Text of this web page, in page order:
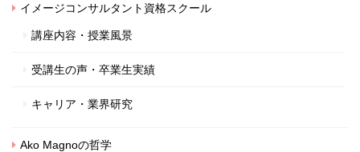
イメージコンサルタント資格スクール
講座内容・授業風景
受講生の声・卒業生実績
キャリア・業界研究
Ako Magnoの哲学